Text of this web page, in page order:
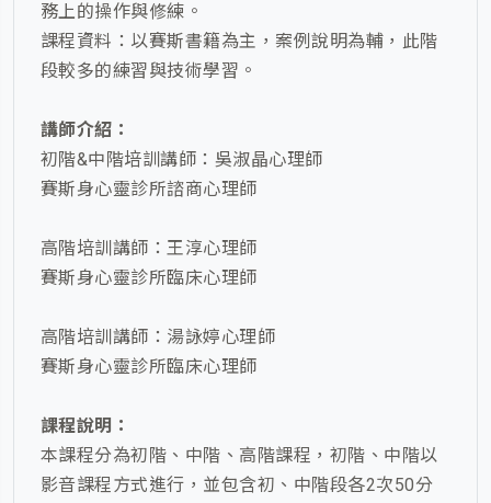
務上的操作與修練。
課程資料：以賽斯書籍為主，案例說明為輔，此階
段較多的練習與技術學習。
講師介紹：
初階&中階培訓講師：吳淑晶心理師
賽斯身心靈診所諮商心理師
高階培訓講師：王淳心理師
賽斯身心靈診所臨床心理師
高階培訓講師：湯詠婷心理師
賽斯身心靈診所臨床心理師
課程說明：
本課程分為初階、中階、高階課程，初階、中階以
影音課程方式進行，並包含初、中階段各2次50分